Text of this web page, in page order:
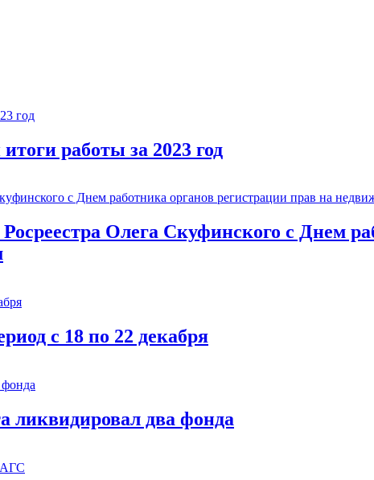
работы за 2023 год
Олега Скуфинского с Днем
с 18 по 22 декабря
ликвидировал два фонда